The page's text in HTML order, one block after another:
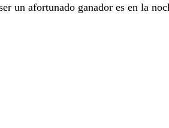
un afortunado ganador es en la